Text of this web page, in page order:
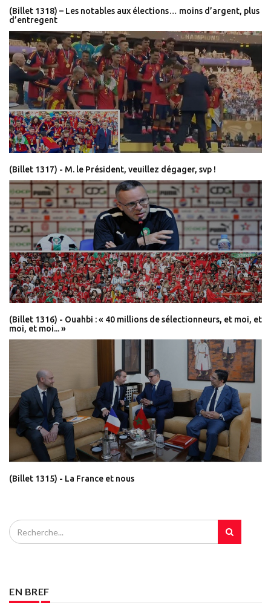
(Billet 1318) – Les notables aux élections… moins d’argent, plus
d’entregent
(Billet 1317) - M. le Président, veuillez dégager, svp !
(Billet 1316) - Ouahbi : « 40 millions de sélectionneurs, et moi, et
moi, et moi... »
(Billet 1315) - La France et nous
EN BREF